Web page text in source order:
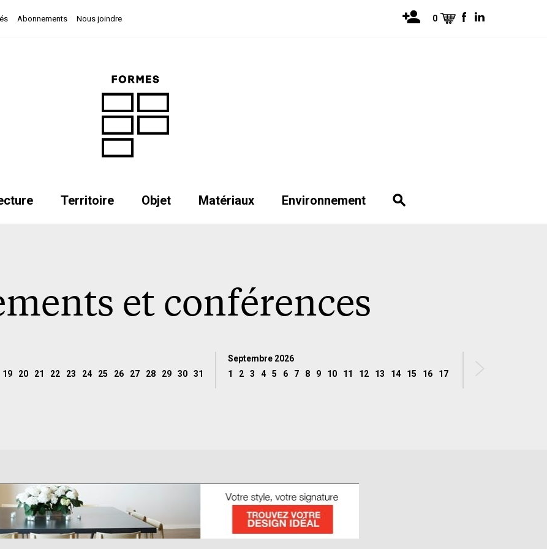
Abonnements Nous joindre 0
Territoire Objet Matériaux Environnement
et conférences
19 20 21 22 23 24 25 26 27 28 29 30 31
Septembre 2026
1
2 3 4 5 6 7 8 9 10 11 12 13 14 15 16 17 19